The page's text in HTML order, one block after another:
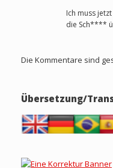
Ich muss
die Sch****
Die Kommentare sind
Übersetzung/